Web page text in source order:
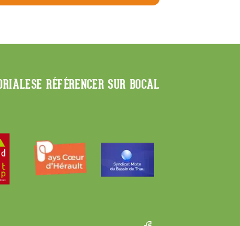
SE RÉFÉRENCER SUR BOCAL